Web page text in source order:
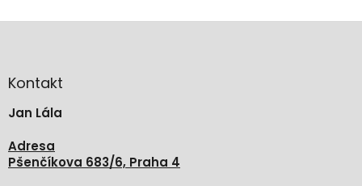
aKontakt
Jan Lála
Adresa
Pšenčíkova 683/6, Praha 4